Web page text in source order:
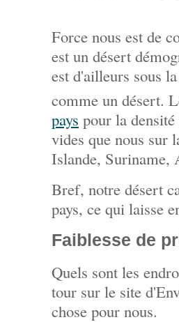
Force nous est de
est un désert
est d'ailleurs sous
comme un désert.
pays pour la
vides que nous sur
Islande, Suriname,
Bref, notre désert
pays, ce qui laisse
Faiblesse de
Quels sont les
tour sur le site
chose pour nous.